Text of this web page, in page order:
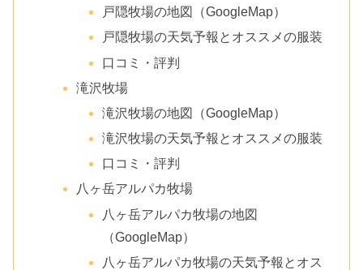
戸隠牧場の地図（GoogleMap）
戸隠牧場の天気予報とオススメの服装
口コミ・評判
滝沢牧場
滝沢牧場の地図（GoogleMap）
滝沢牧場の天気予報とオススメの服装
口コミ・評判
八ヶ岳アルパカ牧場
八ヶ岳アルパカ牧場の地図
（GoogleMap）
八ヶ岳アルパカ牧場の天気予報とオス